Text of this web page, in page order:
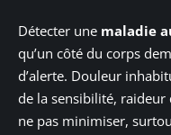
Détecter une maladie
qu’un côté du corps
d’alerte. Douleur
de la sensibilité, raideur
ne pas minimiser,